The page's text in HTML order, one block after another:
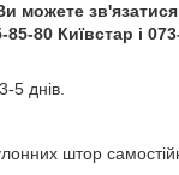
можете
80 Київстар і
5 днів.
штор